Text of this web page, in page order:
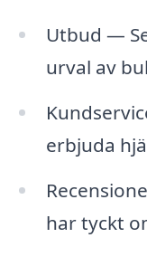
Utbud —
urval av
erbjuda
har tyckt